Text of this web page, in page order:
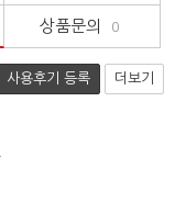
상품문의 0
사용후기 등록 더보기